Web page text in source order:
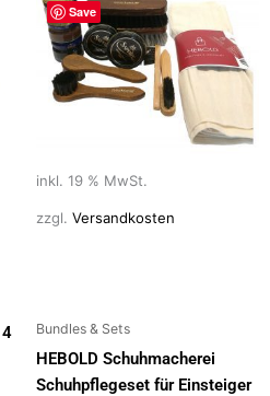
Save
inkl. 19 % MwSt.
zzgl. Versandkosten
Bundles & Sets
HEBOLD Schuhmacherei
Schuhpflegeset für Einsteiger